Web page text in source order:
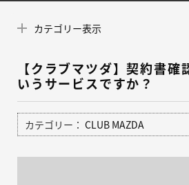
カテゴリー表示
【クラブマツダ】契約書確
いうサービスですか？
カテゴリー： CLUB MAZDA